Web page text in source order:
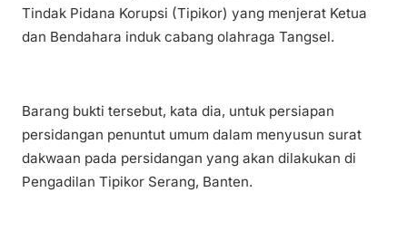
Tindak Pidana Korupsi (Tipikor) yang menjerat Ketua
dan Bendahara induk cabang olahraga Tangsel.
Barang bukti tersebut, kata dia, untuk persiapan
persidangan penuntut umum dalam menyusun surat
dakwaan pada persidangan yang akan dilakukan di
Pengadilan Tipikor Serang, Banten.